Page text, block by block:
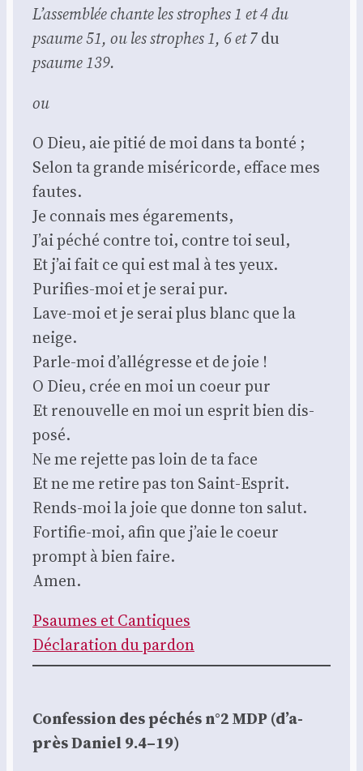
L’as­sem­blée chante les strophes 1 et 4 du
psaume 51, ou les strophes 1, 6 et 7du
psaume 139.
ou
O Dieu, aie pitié de moi dans ta bon­té ;
Selon ta grande misé­ri­corde, efface mes
fautes.
Je connais mes éga­re­ments,
J’ai péché contre toi, contre toi seul,
Et j’ai fait ce qui est mal à tes yeux.
Puri­fies-moi et je serai pur.
Lave-moi et je serai plus blanc que la
neige.
Parle-moi d’al­lé­gresse et de joie !
O Dieu, crée en moi un coeur pur
Et renou­velle en moi un esprit bien dis­
po­sé.
Ne me rejette pas loin de ta face
Et ne me retire pas ton Saint-Esprit.
Rends-moi la joie que donne ton salut.
For­ti­fie-moi, afin que j’aie le coeur
prompt à bien faire.
Amen.
Psaumes et Can­tiques
Décla­ra­tion du par­don
Confes­sion des péchés n°2 MDP (d’a­
près Daniel 9.4–19)